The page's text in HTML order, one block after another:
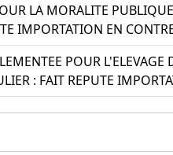
LA MORALITE
IMPORTATION EN
POUR
: FAIT REPUTE